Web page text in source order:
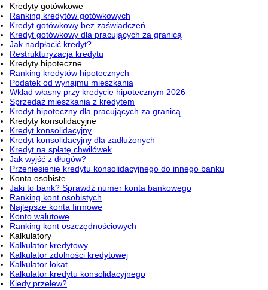
Kredyty gotówkowe
Ranking kredytów gotówkowych
Kredyt gotówkowy bez zaświadczeń
Kredyt gotówkowy dla pracujących za granicą
Jak nadpłacić kredyt?
Restrukturyzacja kredytu
Kredyty hipoteczne
Ranking kredytów hipotecznych
Podatek od wynajmu mieszkania
Wkład własny przy kredycie hipotecznym 2026
Sprzedaż mieszkania z kredytem
Kredyt hipoteczny dla pracujących za granicą
Kredyty konsolidacyjne
Kredyt konsolidacyjny
Kredyt konsolidacyjny dla zadłużonych
Kredyt na spłatę chwilówek
Jak wyjść z długów?
Przeniesienie kredytu konsolidacyjnego do innego banku
Konta osobiste
Jaki to bank? Sprawdź numer konta bankowego
Ranking kont osobistych
Najlepsze konta firmowe
Konto walutowe
Ranking kont oszczędnościowych
Kalkulatory
Kalkulator kredytowy
Kalkulator zdolności kredytowej
Kalkulator lokat
Kalkulator kredytu konsolidacyjnego
Kiedy przelew?